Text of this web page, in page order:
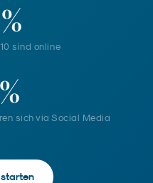
sind online
sich via Social Media